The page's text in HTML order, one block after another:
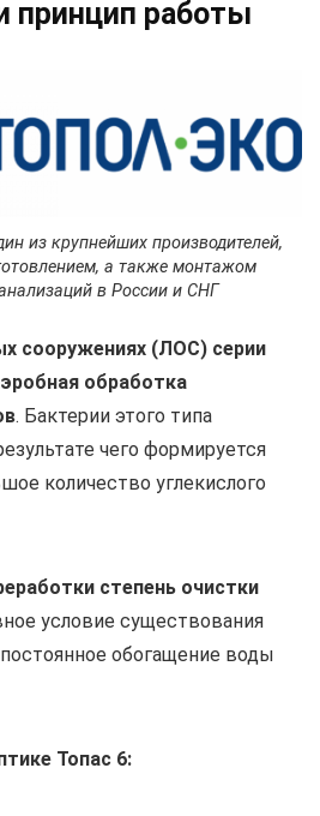
принцип работы
из крупнейших производителей,
а также монтажом
в России и СНГ
сооружениях (ЛОС) серии
обработка
. Бактерии этого типа
чего формируется
количество углекислого
степень очистки
условие существования
обогащение воды
Топас 6: